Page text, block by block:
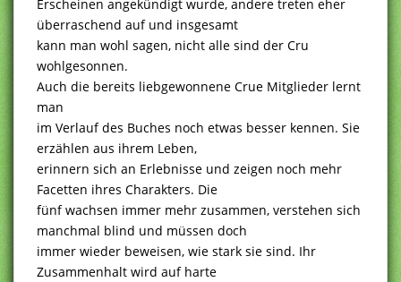
Erscheinen angekündigt wurde, andere treten eher
überraschend auf und insgesamt
kann man wohl sagen, nicht alle sind der Cru
wohlgesonnen.
Auch die bereits liebgewonnene Crue Mitglieder lernt
man
im Verlauf des Buches noch etwas besser kennen. Sie
erzählen aus ihrem Leben,
erinnern sich an Erlebnisse und zeigen noch mehr
Facetten ihres Charakters. Die
fünf wachsen immer mehr zusammen, verstehen sich
manchmal blind und müssen doch
immer wieder beweisen, wie stark sie sind. Ihr
Zusammenhalt wird auf harte